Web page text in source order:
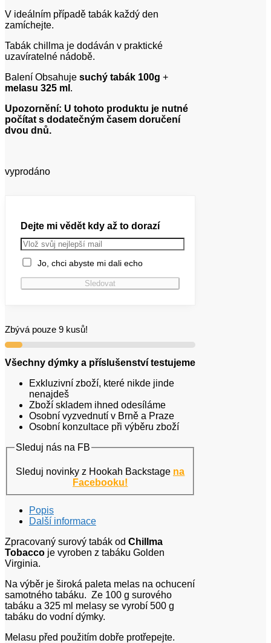
V ideálním případě tabák každý den
zamíchejte.
Tabák chillma je dodáván v praktické
uzavíratelné nádobě.
Balení Obsahuje suchý tabák 100g +
melasu 325 ml .
Upozornění: U tohoto produktu je nutné
počítat s dodatečným časem doručení
dvou dnů.
vyprodáno
Dejte mi vědět kdy až to dorazí
Jo, chci abyste mi dali echo
Zbývá pouze 9 kusů!
Všechny dýmky a příslušenství testujeme
Exkluzivní zboží, které nikde jinde
nenajdeš
Zboží skladem ihned odesíláme
Osobní vyzvednutí v Brně a Praze
Osobní konzultace při výběru zboží
Sleduj nás na FB
Sleduj novinky z Hookah Backstage na
Facebooku!
Popis
Další informace
Zpracovaný surový tabák od Chillma
Tobacco je vyroben z tabáku Golden
Virginia.
Na výběr je široká paleta melas na ochucení
samotného tabáku. Ze 100 g surového
tabáku a 325 ml melasy se vyrobí 500 g
tabáku do vodní dýmky.
Melasu před použitím dobře protřepejte.